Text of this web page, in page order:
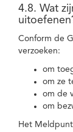
4.8. Wat
Conform de
verzoeken:
om
om ze
om de
om
Het